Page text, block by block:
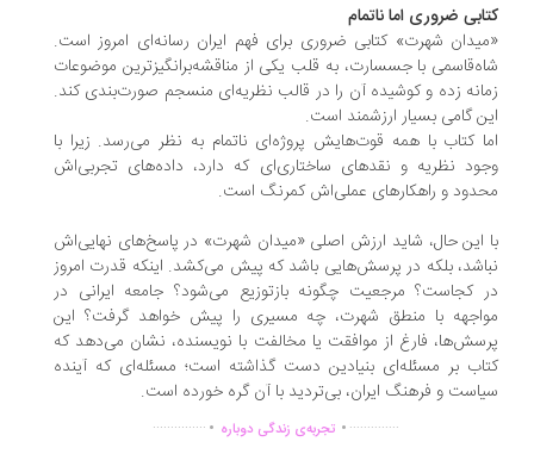
ضروری اما ناتمام
شهرت» کتابی ضروری برای فهم ایران رسانه‌ای امروز است.
با جسسارت، به قلب یکی از مناقشه‌برانگیزترین موضوعات
زده و کوشیده آن را در قالب نظریه‌ای منسجم صورت‌بندی کند.
گامی بسیار ارزشمند است.
کتاب با همه قوت‌هایش پروژه‌ای ناتمام به نظر می‌رسد. زیرا با
نظریه و نقدهای ساختاری‌ای که دارد، داده‌های تجربی‌اش
و راهکارهای عملی‌اش کمرنگ است.
این حال، شاید ارزش اصلی «میدان شهرت» در پاسخ‌های نهایی‌اش
بلکه در پرسش‌هایی باشد که پیش می‌کشد. اینکه قدرت امروز
کجاست؟ مرجعیت چگونه بازتوزیع می‌شود؟ جامعه ایرانی در
با منطق شهرت، چه مسیری را پیش خواهد گرفت؟ این
فارغ از موافقت یا مخالفت با نویسنده، نشان می‌دهد که
بر مسئله‌ای بنیادین دست گذاشته است؛ مسئله‌ای که آینده
و فرهنگ ایران، بی‌تردید با آن گره خورده است.
................تجربه‌ی زندگی دوباره ...............